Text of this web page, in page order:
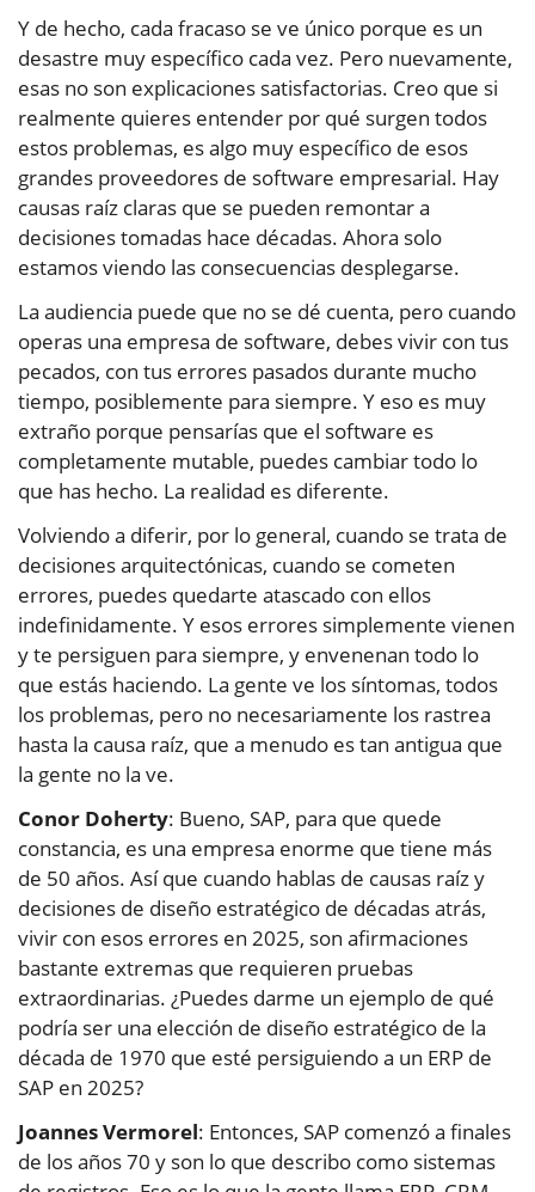
Y de hecho, cada fracaso se ve único porque es un
desastre muy específico cada vez. Pero nuevamente,
esas no son explicaciones satisfactorias. Creo que si
realmente quieres entender por qué surgen todos
estos problemas, es algo muy específico de esos
grandes proveedores de software empresarial. Hay
causas raíz claras que se pueden remontar a
decisiones tomadas hace décadas. Ahora solo
estamos viendo las consecuencias desplegarse.
La audiencia puede que no se dé cuenta, pero cuando
operas una empresa de software, debes vivir con tus
pecados, con tus errores pasados durante mucho
tiempo, posiblemente para siempre. Y eso es muy
extraño porque pensarías que el software es
completamente mutable, puedes cambiar todo lo
que has hecho. La realidad es diferente.
Volviendo a diferir, por lo general, cuando se trata de
decisiones arquitectónicas, cuando se cometen
errores, puedes quedarte atascado con ellos
indefinidamente. Y esos errores simplemente vienen
y te persiguen para siempre, y envenenan todo lo
que estás haciendo. La gente ve los síntomas, todos
los problemas, pero no necesariamente los rastrea
hasta la causa raíz, que a menudo es tan antigua que
la gente no la ve.
Conor Doherty: Bueno, SAP, para que quede
constancia, es una empresa enorme que tiene más
de 50 años. Así que cuando hablas de causas raíz y
decisiones de diseño estratégico de décadas atrás,
vivir con esos errores en 2025, son afirmaciones
bastante extremas que requieren pruebas
extraordinarias. ¿Puedes darme un ejemplo de qué
podría ser una elección de diseño estratégico de la
década de 1970 que esté persiguiendo a un ERP de
SAP en 2025?
Joannes Vermorel: Entonces, SAP comenzó a finales
de los años 70 y son lo que describo como sistemas